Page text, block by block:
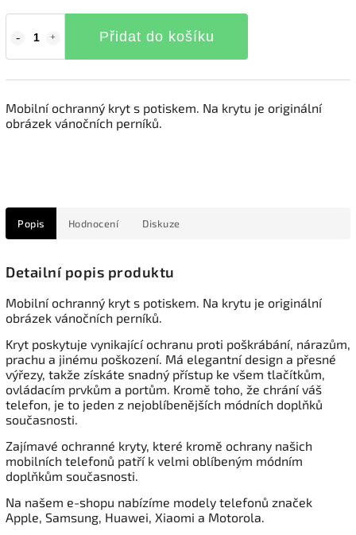
Přidat do košíku
Mobilní ochranný kryt s potiskem. Na krytu je originální
obrázek vánočních perníků.
Popis Hodnocení Diskuze
Detailní popis produktu
Mobilní ochranný kryt s potiskem. Na krytu je originální
obrázek vánočních perníků.
Kryt poskytuje vynikající ochranu proti poškrábání, nárazům,
prachu a jinému poškození. Má elegantní design a přesné
výřezy, takže získáte snadný přístup ke všem tlačítkům,
ovládacím prvkům a portům. Kromě toho, že chrání váš
telefon, je to jeden z nejoblíbenějších módních doplňků
současnosti.
Zajímavé ochranné kryty, které kromě ochrany našich
mobilních telefonů patří k velmi oblíbeným módním
doplňkům současnosti.
Na našem e-shopu nabízíme modely telefonů značek
Apple, Samsung, Huawei, Xiaomi a Motorola.